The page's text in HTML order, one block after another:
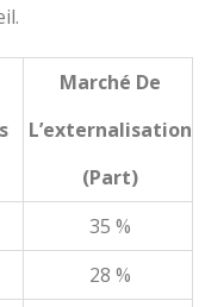
Marché De
L’externalisation
(part)
35 %
28 %